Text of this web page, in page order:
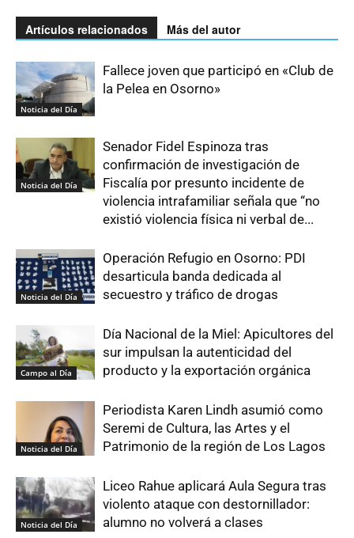
Artículos relacionados Más del autor
Noticia del Día
Fallece joven que participó en «Club de
la Pelea en Osorno»
Noticia del Día
Senador Fidel Espinoza tras
confirmación de investigación de
Fiscalía por presunto incidente de
violencia intrafamiliar señala que “no
existió violencia física ni verbal de...
Noticia del Día
Operación Refugio en Osorno: PDI
desarticula banda dedicada al
secuestro y tráfico de drogas
Campo al Día
Día Nacional de la Miel: Apicultores del
sur impulsan la autenticidad del
producto y la exportación orgánica
Noticia del Día
Periodista Karen Lindh asumió como
Seremi de Cultura, las Artes y el
Patrimonio de la región de Los Lagos
Noticia del Día
Liceo Rahue aplicará Aula Segura tras
violento ataque con destornillador:
alumno no volverá a clases